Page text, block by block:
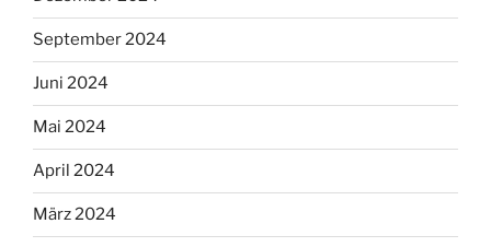
September 2024
Juni 2024
Mai 2024
April 2024
März 2024